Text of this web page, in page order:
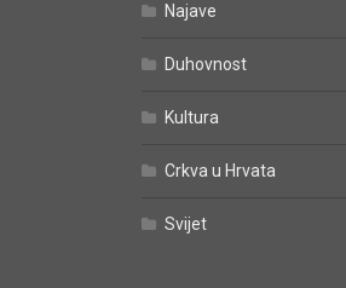
Najave
Duhovnost
Kultura
Crkva u Hrvata
Svijet